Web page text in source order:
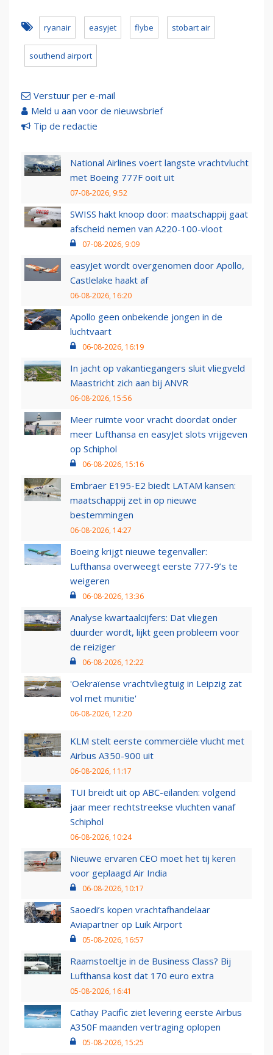
ryanair easyjet flybe stobart air
southend airport
Verstuur per e-mail
Meld u aan voor de nieuwsbrief
Tip de redactie
National Airlines voert langste vrachtvlucht
met Boeing 777F ooit uit
07-08-2026, 9:52
SWISS hakt knoop door: maatschappij gaat
afscheid nemen van A220-100-vloot
07-08-2026, 9:09
easyJet wordt overgenomen door Apollo,
Castlelake haakt af
06-08-2026, 16:20
Apollo geen onbekende jongen in de
luchtvaart
06-08-2026, 16:19
In jacht op vakantiegangers sluit vliegveld
Maastricht zich aan bij ANVR
06-08-2026, 15:56
Meer ruimte voor vracht doordat onder
meer Lufthansa en easyJet slots vrijgeven
op Schiphol
06-08-2026, 15:16
Embraer E195-E2 biedt LATAM kansen:
maatschappij zet in op nieuwe
bestemmingen
06-08-2026, 14:27
Boeing krijgt nieuwe tegenvaller:
Lufthansa overweegt eerste 777-9’s te
weigeren
06-08-2026, 13:36
Analyse kwartaalcijfers: Dat vliegen
duurder wordt, lijkt geen probleem voor
de reiziger
06-08-2026, 12:22
'Oekraïense vrachtvliegtuig in Leipzig zat
vol met munitie'
06-08-2026, 12:20
KLM stelt eerste commerciële vlucht met
Airbus A350-900 uit
06-08-2026, 11:17
TUI breidt uit op ABC-eilanden: volgend
jaar meer rechtstreekse vluchten vanaf
Schiphol
06-08-2026, 10:24
Nieuwe ervaren CEO moet het tij keren
voor geplaagd Air India
06-08-2026, 10:17
Saoedi’s kopen vrachtafhandelaar
Aviapartner op Luik Airport
05-08-2026, 16:57
Raamstoeltje in de Business Class? Bij
Lufthansa kost dat 170 euro extra
05-08-2026, 16:41
Cathay Pacific ziet levering eerste Airbus
A350F maanden vertraging oplopen
05-08-2026, 15:25